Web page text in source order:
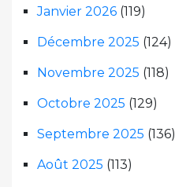
Janvier 2026 (119)
Décembre 2025 (124)
Novembre 2025 (118)
Octobre 2025 (129)
Septembre 2025 (136)
Août 2025 (113)